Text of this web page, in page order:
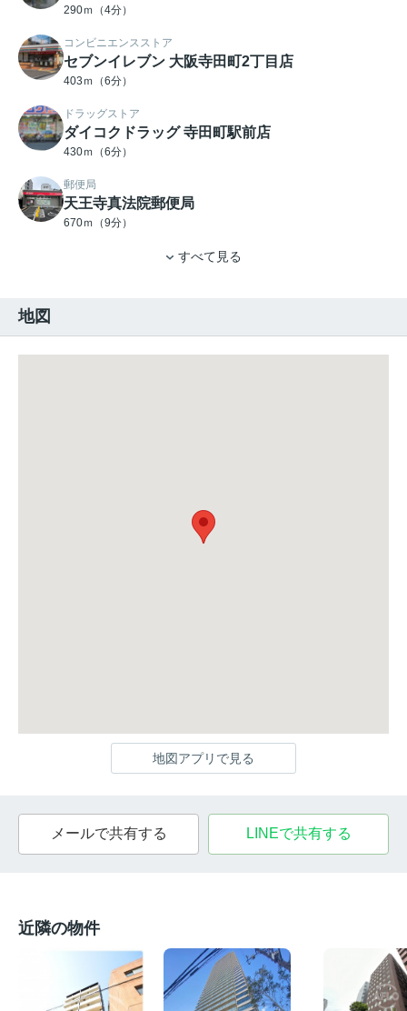
290ｍ（4分）
コンビニエンスストア
セブンイレブン 大阪寺田町2丁目店
403ｍ（6分）
ドラッグストア
ダイコクドラッグ 寺田町駅前店
430ｍ（6分）
郵便局
天王寺真法院郵便局
670ｍ（9分）
すべて見る
地図
地図アプリで見る
メールで共有する LINEで共有する
近隣の物件